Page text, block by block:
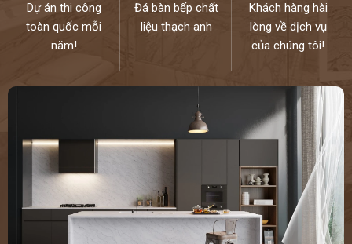
Dự án thi công
toàn quốc mỗi
năm!
Đá bàn bếp chất
liệu thạch anh
Khách hàng hài
lòng về dịch vụ
của chúng tôi!